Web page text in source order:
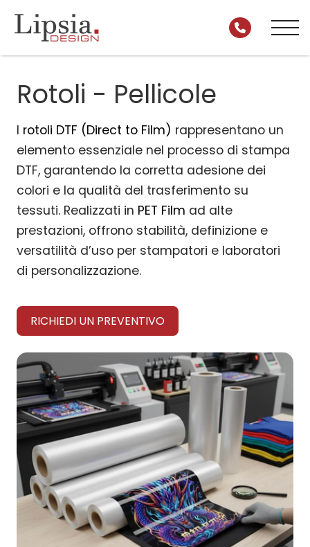
Rotoli - Pellicole
I rotoli DTF (Direct to Film) rappresentano un
elemento essenziale nel processo di stampa
DTF, garantendo la corretta adesione dei
colori e la qualità del trasferimento su
tessuti. Realizzati in PET Film ad alte
prestazioni, offrono stabilità, definizione e
versatilità d’uso per stampatori e laboratori
di personalizzazione.
RICHIEDI UN PREVENTIVO